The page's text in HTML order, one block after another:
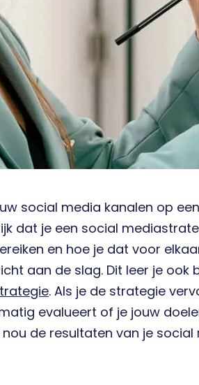
social media kanalen op
dat je een social
en hoe je dat voor
aan de slag. Dit leer je ook
. Als je de strategie
evalueert of je jouw
de resultaten van je